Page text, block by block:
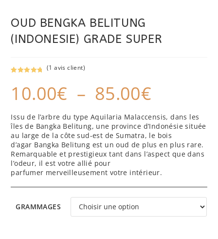
OUD BENGKA BELITUNG
(INDONESIE) GRADE SUPER
sur 5
basé sur
client
(1 avis client)
10.00€ – 85.00€
Issu de l’arbre du type Aquilaria Malaccensis, dans les
îles de Bangka Belitung, une province d’Indonésie située
au large de la côte sud-est de Sumatra, le bois
d’agar Bangka Belitung est un oud de plus en plus rare.
Remarquable et prestigieux tant dans l’aspect que dans
l’odeur, il est votre allié pour
parfumer merveilleusement votre intérieur.
GRAMMAGES